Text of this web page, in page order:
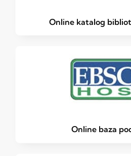
Online katalog
Online baza